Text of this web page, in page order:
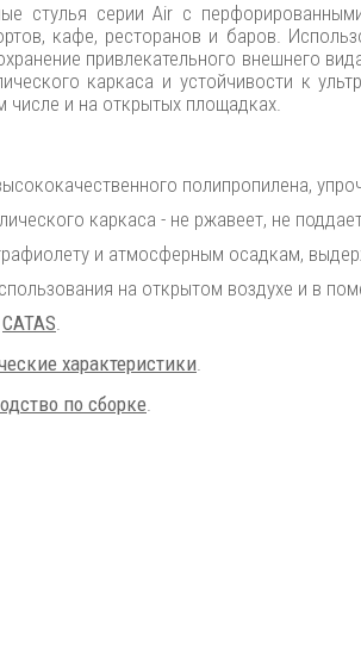
стулья серии Air с
кафе, ресторанов и баров.
привлекательного внешнего
каркаса и устойчивости к
числе и на открытых площадках.
полипропилена,
каркаса - не ржавеет, не
и атмосферным осадкам,
на открытом воздухе и в
CATAS.
характеристики.
по сборке.